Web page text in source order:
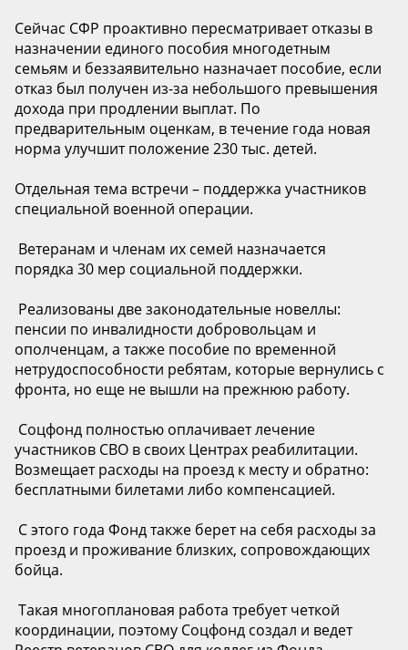
Сейчас СФР проактивно пересматривает отказы в
назначении единого пособия многодетным
семьям и беззаявительно назначает пособие, если
отказ был получен из-за небольшого превышения
дохода при продлении выплат. По
предварительным оценкам, в течение года новая
норма улучшит положение 230 тыс. детей.
Отдельная тема встречи – поддержка участников
специальной военной операции.
️ Ветеранам и членам их семей назначается
порядка 30 мер социальной поддержки.
️ Реализованы две законодательные новеллы:
пенсии по инвалидности добровольцам и
ополченцам, а также пособие по временной
нетрудоспособности ребятам, которые вернулись с
фронта, но еще не вышли на прежнюю работу.
️ Соцфонд полностью оплачивает лечение
участников СВО в своих Центрах реабилитации.
Возмещает расходы на проезд к месту и обратно:
бесплатными билетами либо компенсацией.
️ С этого года Фонд также берет на себя расходы за
проезд и проживание близких, сопровождающих
бойца.
️ Такая многоплановая работа требует четкой
координации, поэтому Соцфонд создал и ведет